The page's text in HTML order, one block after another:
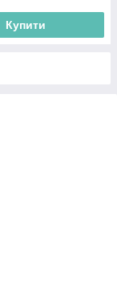
Купити